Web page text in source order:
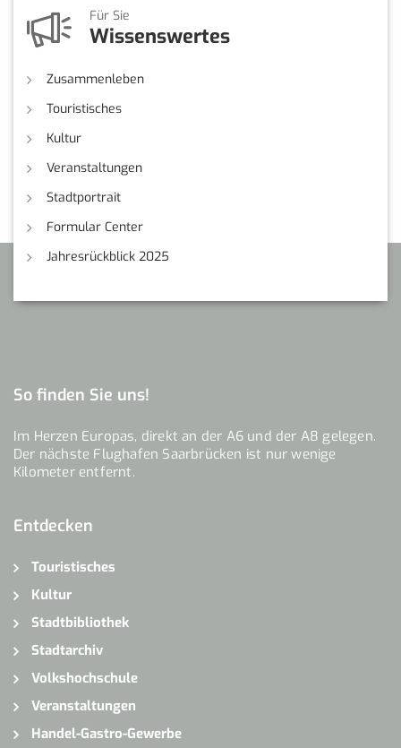
Für Sie
Wissenswertes
Zusammenleben
Touristisches
Kultur
Veranstaltungen
Stadtportrait
Formular Center
Jahresrückblick 2025
So finden Sie uns!
Im Herzen Europas, direkt an der A6 und der A8 gelegen.
Der nächste Flughafen Saarbrücken ist nur wenige
Kilometer entfernt.
Entdecken
Touristisches
Kultur
Stadtbibliothek
Stadtarchiv
Volkshochschule
Veranstaltungen
Handel-Gastro-Gewerbe